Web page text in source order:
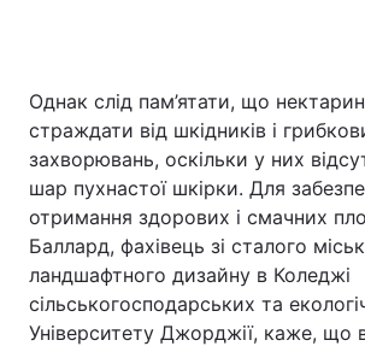
Однак слід пам’ятати, що
страждати від шкідників і
захворювань, оскільки у них
шар пухнастої шкірки. Для
отримання здорових і смачних
Баллард, фахівець зі сталого
ландшафтного дизайну в Коледжі
сільськогосподарських та
Університету Джорджії, каже, що